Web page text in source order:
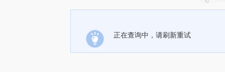
正在查询中，请刷新重试